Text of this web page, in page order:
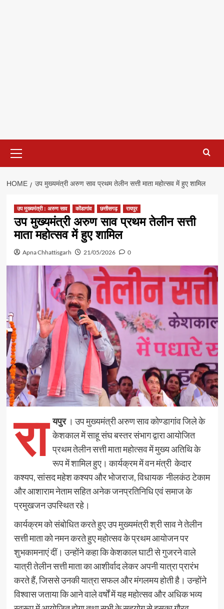
Menu
HOME उप मुख्यमंत्री अरुण साव प्रथम तेलीन सत्ती माता महोत्सव में हुए शामिल
उप मुख्यमंत्री : अरुण साव कोंडागांव छत्तीसगढ़ रायपुर
उप मुख्यमंत्री अरुण साव प्रथम तेलीन सत्ती
माता महोत्सव में हुए शामिल
Apna Chhattisgarh 21/05/2026 0
रा यपुर। उप मुख्यमंत्री अरुण साव कोण्डागांव जिले के
केशकाल में साहू संघ बस्तर संभाग द्वारा आयोजित
प्रथम तेलीन सत्ती माता महोत्सव में मुख्य अतिथि के
रूप में शामिल हुए। कार्यक्रम में वन मंत्री केदार
कश्यप, सांसद महेश कश्यप और भोजराज, विधायक नीलकंठ टेकाम
और आशाराम नेताम सहित अनेक जनप्रतिनिधि एवं समाज के
प्रमुखजन उपस्थित रहे।
कार्यक्रम को संबोधित करते हुए उप मुख्यमंत्री श्री साव ने तेलीन
सत्ती माता को नमन करते हुए महोत्सव के प्रथम आयोजन पर
शुभकामनाएं दीं। उन्होंने कहा कि केशकाल घाटी से गुजरने वाले
यात्री तेलीन सत्ती माता का आशीर्वाद लेकर अपनी यात्रा प्रारंभ
करते हैं, जिससे उनकी यात्रा सफल और मंगलमय होती है। उन्होंने
विश्वास जताया कि आने वाले वर्षों में यह महोत्सव और अधिक भव्य